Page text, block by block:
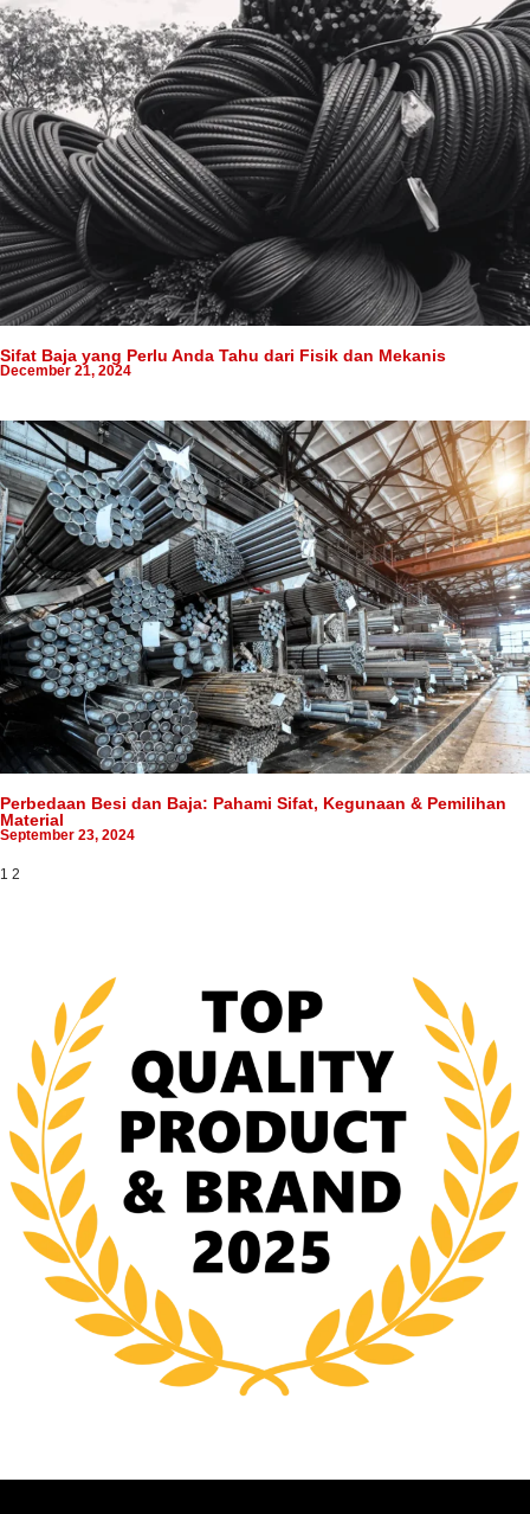
Sifat Baja yang Perlu Anda Tahu dari Fisik dan Mekanis
December 21, 2024
Perbedaan Besi dan Baja: Pahami Sifat, Kegunaan & Pemilihan
Material
September 23, 2024
1 2